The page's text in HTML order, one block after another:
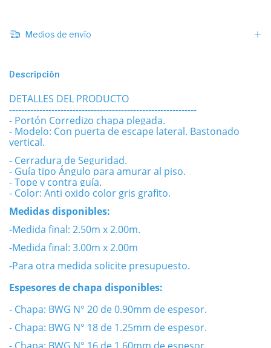
Medios de envío
Descripción
DETALLES DEL PRODUCTO
--------------------------------------------------------------
- Portón Corredizo chapa plegada.
- Modelo: Con puerta de escape lateral. Bastonado
vertical.
- Cerradura de Seguridad.
- Guía tipo Ángulo para amurar al piso.
- Tope y contra guía.
- Color: Anti oxido color gris grafito.
Medidas disponibles:
-Medida final: 2.50m x 2.00m.
-Medida final: 3.00m x 2.00m
-Para otra medida solicite presupuesto.
Espesores de chapa disponibles:
- Chapa: BWG N° 20 de 0.90mm de espesor.
- Chapa: BWG N° 18 de 1.25mm de espesor.